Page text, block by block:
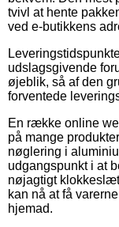
tvivl at hente
ved e-butikkens
udslagsgivende
øjeblik, så af den
forventede
En række online
på mange
nøglering i
udgangspunkt i at
nøjagtigt
kan nå at få
hjemad.